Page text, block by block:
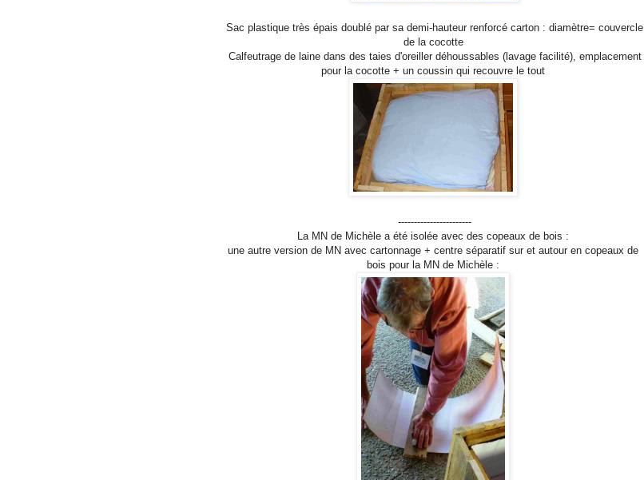
Sac plastique très épais doublé par sa demi-hauteur renforcé carton : diamètre= couvercle
de la cocotte
Calfeutrage de laine dans des taies d'oreiller déhoussables (lavage facilité), emplacement
pour la cocotte + un coussin qui recouvre le tout
-----------------------
La MN de Michèle a été isolée avec des copeaux de bois :
une autre version de MN avec cartonnage + centre séparatif sur et autour en copeaux de
bois pour la MN de Michèle :